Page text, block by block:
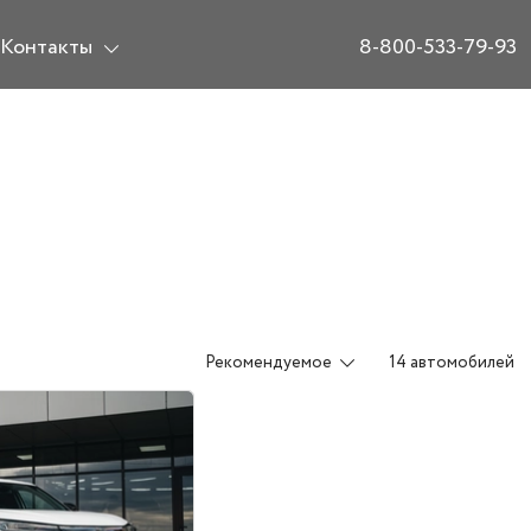
Контакты 8-800-533-79-93
Рекомендуемое 14 автомобилей